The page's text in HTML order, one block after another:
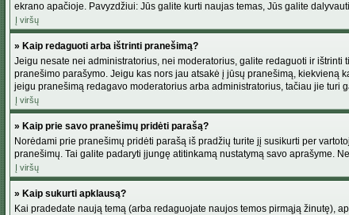
ekrano apačioje. Pavyzdžiui: Jūs galite kurti naujas temas, Jūs galite
Į viršų
» Kaip redaguoti arba ištrinti pranešimą?
Jeigu nesate nei administratorius, nei moderatorius, galite redaguoti ir
pranešimo parašymo. Jeigu kas nors jau atsakė į jūsų pranešimą, kiekvieną
jeigu pranešimą redagavo moderatorius arba administratorius, tačiau jie turi
Į viršų
» Kaip prie savo pranešimų pridėti parašą?
Norėdami prie pranešimų pridėti parašą iš pradžių turite jį susikurti per
pranešimų. Tai galite padaryti įjungę atitinkamą nustatymą savo aprašyme.
Į viršų
» Kaip sukurti apklausą?
Kai pradedate naują temą (arba redaguojate naujos temos pirmąją žinutę),